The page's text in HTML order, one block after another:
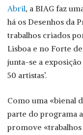
Abril, a BIAG faz
há os Desenhos da
trabalhos criados
Lisboa e no Forte de
junta-se a
50 artistas’.
Como uma «bienal
parte do programa
promove